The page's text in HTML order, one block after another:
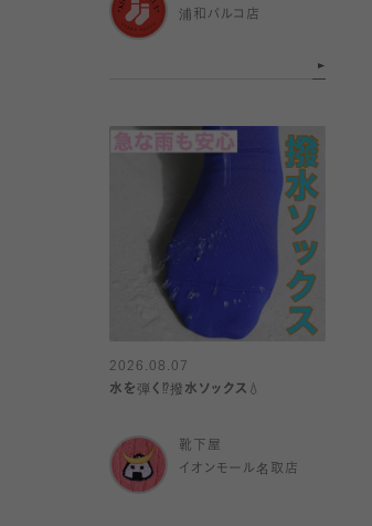
浦和パルコ店
2026.08.07
水を弾く⁉️撥水ソックス💧
靴下屋
イオンモール名取店